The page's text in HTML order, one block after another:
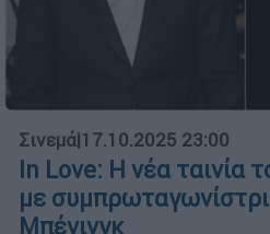
Σινεμά|17.10.2025 23:00
In Love: Η νέα ταινία
με
Μπένινγκ